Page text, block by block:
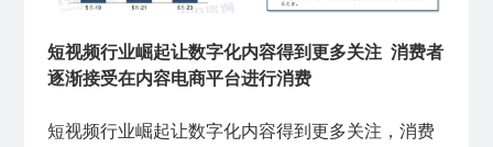
短视频行业崛起让数字化内容得到更多关注 消费者
逐渐接受在内容电商平台进行消费
短视频行业崛起让数字化内容得到更多关注，消费